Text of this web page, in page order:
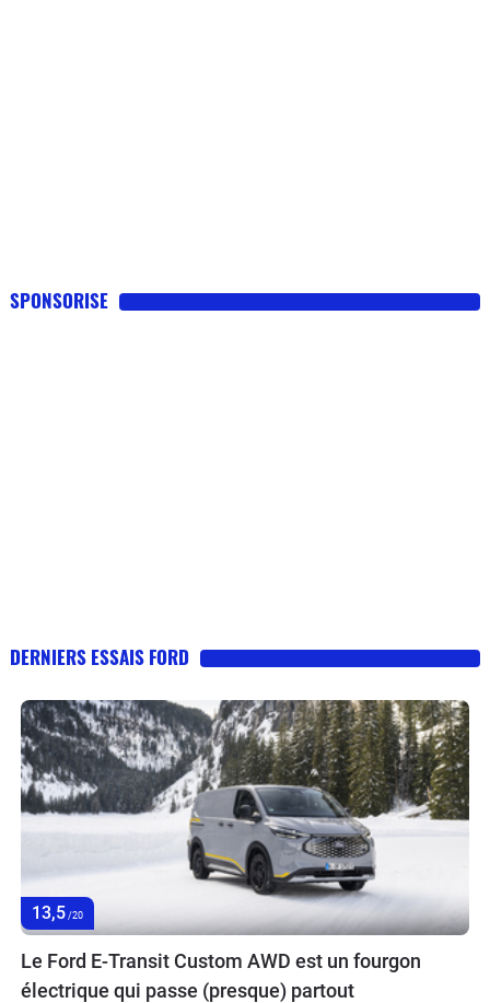
SPONSORISE
DERNIERS ESSAIS FORD
13,5 /20
Le Ford E-Transit Custom AWD est un fourgon
électrique qui passe (presque) partout